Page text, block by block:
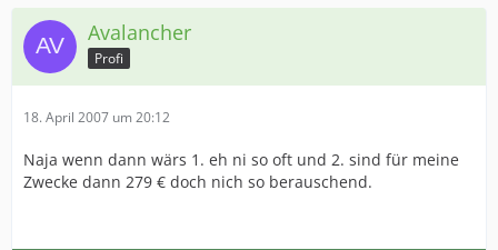
Avalancher
Profi
18. April 2007 um 20:12
Naja wenn dann wärs 1. eh ni so oft und 2. sind für meine
Zwecke dann 279 € doch nich so berauschend.